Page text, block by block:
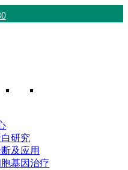
研究
及应用
基因治疗